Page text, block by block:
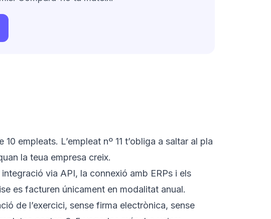
empleats. L’empleat nº 11 t’obliga a saltar al pla
la teua empresa creix.
via API, la connexió amb ERPs i els
es facturen únicament en modalitat anual.
de l’exercici, sense firma electrònica, sense